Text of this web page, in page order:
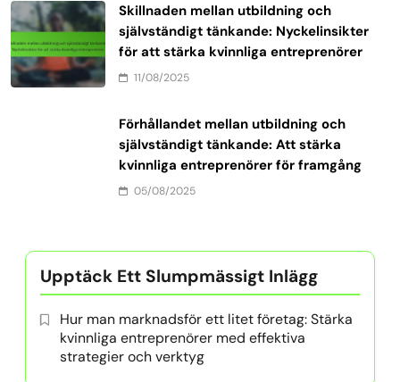
Skillnaden mellan utbildning och
självständigt tänkande: Nyckelinsikter
för att stärka kvinnliga entreprenörer
11/08/2025
Förhållandet mellan utbildning och
självständigt tänkande: Att stärka
kvinnliga entreprenörer för framgång
05/08/2025
Upptäck Ett Slumpmässigt Inlägg
Hur man marknadsför ett litet företag: Stärka
kvinnliga entreprenörer med effektiva
strategier och verktyg